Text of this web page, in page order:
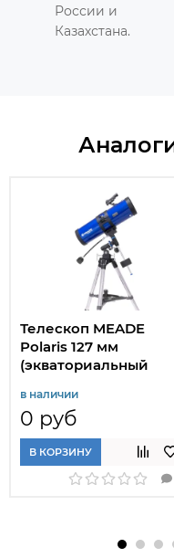
России и
Казахстана.
Телескоп MEADE
Polaris 127 мм
(экваториальный
в наличии
0 руб
В КОРЗИНУ